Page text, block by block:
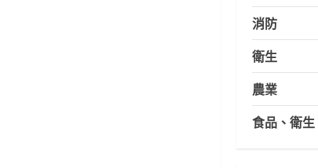
消防
衛生
農業
食品、衛生